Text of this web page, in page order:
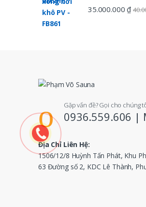
35.000.000₫
Gặp vấn đề? Gọi cho chúng
0936.559.606 |
Địa Chỉ Liên Hệ:
1506/12/8 Huỳnh Tấn Phát, Khu
63 Đường số 2, KDC Lê Thành,